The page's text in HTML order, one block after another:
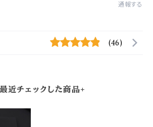
通報する
(46)
近チェックした商品+